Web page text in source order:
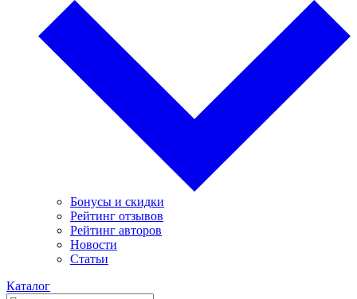
Бонусы и скидки
Рейтинг отзывов
Рейтинг авторов
Новости
Статьи
Каталог